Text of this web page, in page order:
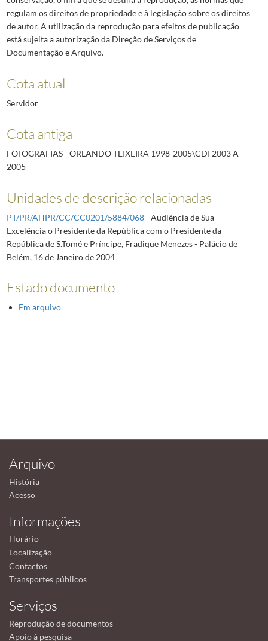
regulam os direitos de propriedade e à legislação sobre os direitos
de autor. A utilização da reprodução para efeitos de publicação
está sujeita a autorização da Direção de Serviços de
Documentação e Arquivo.
Cota atual
Servidor
Cota antiga
FOTOGRAFIAS - ORLANDO TEIXEIRA 1998-2005\CDI 2003 A
2005
Unidades de descrição relacionadas
PT/PR/AHPR/CC/CC0201/5884/068- Audiência de Sua
Excelência o Presidente da República com o Presidente da
República de S.Tomé e Príncipe, Fradique Menezes - Palácio de
Belém, 16 de Janeiro de 2004
Estado documento
Em arquivo
Arquivo
História
Acesso
Informações
Horário
Localização
Contactos
Transportes públicos
Serviços
Reprodução de documentos
Apoio à pesquisa